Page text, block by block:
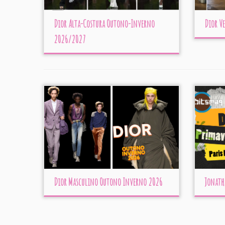
Dior Alta-Costura Outono-Inverno
2026/2027
Dior
Dior Masculino Outono Inverno 2026